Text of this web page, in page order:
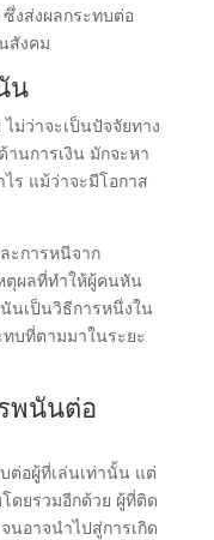
งส่งผลกระทบต่อ
สังคม
น
ม่ว่าจะเป็นปัจจัยทาง
นการเงิน มักจะหา
ร แม้ว่าจะมีโอกาส
ะการหนีจาก
ตุผลที่ทำให้ผู้คนหัน
นเป็นวิธีการหนึ่งใน
ทบที่ตามมาในระยะ
พนันต่อ
ต่อผู้ที่เล่นเท่านั้น แต่
ดยรวมอีกด้วย ผู้ที่ติด
นอาจนำไปสู่การเกิด